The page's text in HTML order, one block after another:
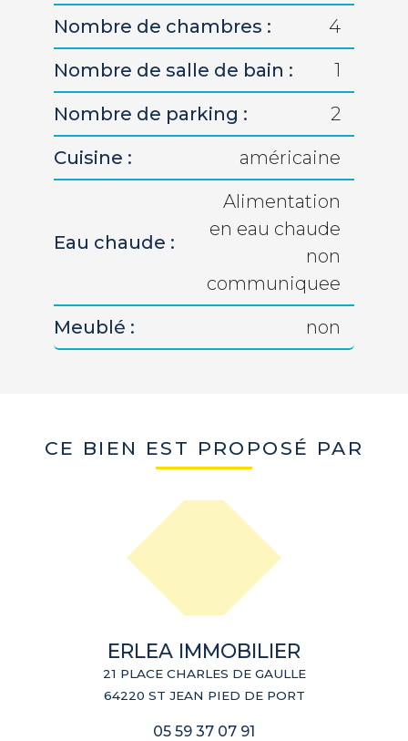
Nombre de chambres :
4
Nombre de salle de bain :
1
Nombre de parking :
2
Cuisine :
américaine
Eau chaude :
Alimentation
en eau chaude
non
communiquee
Meublé :
non
CE BIEN EST PROPOSÉ PAR
ERLEA IMMOBILIER
21 PLACE CHARLES DE GAULLE
64220 ST JEAN PIED DE PORT
05 59 37 07 91